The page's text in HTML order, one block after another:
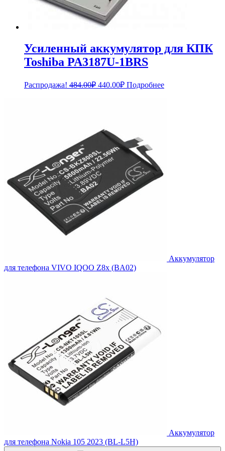
Усиленный аккумулятор для КПК
Toshiba PA3187U-1BRS
Распродажа! 484.00₽ Первоначальная
440.00₽Текущая
цена:
Подробнее
Аккумулятор
для телефона VIVO IQOO Z8x (BA02)
Аккумулятор
для телефона Nokia 105 2023 (BL-L5H)